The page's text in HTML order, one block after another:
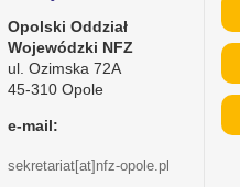
Opolski Oddział
Wojewódzki NFZ
ul. Ozimska 72A
45-310 Opole
e-mail:
sekretariat[at]nfz-opole.pl